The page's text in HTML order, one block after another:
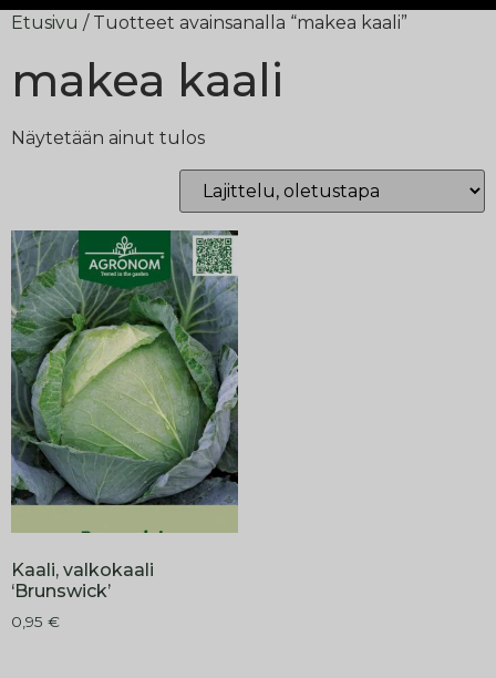
Etusivu / Tuotteet avainsanalla “makea kaali”
makea kaali
Näytetään ainut tulos
Kaali, valkokaali
‘Brunswick’
0,95 €